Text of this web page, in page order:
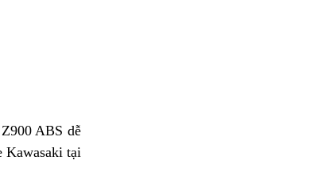
ABS dễ
Kawasaki tại